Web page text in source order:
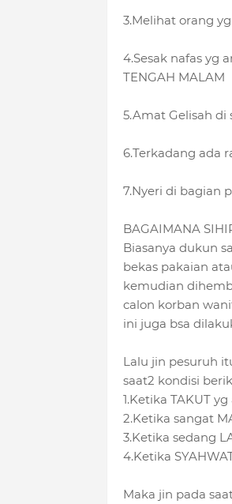
3.Melihat orang
4.Sesak nafas yg
TENGAH MALAM
5.Amat Gelisah di
6.Terkadang ada
7.Nyeri di bagian
BAGAIMANA
Biasanya dukun
bekas pakaian
kemudian
calon korban
ini juga bsa
Lalu jin pesuruh
saat2 kondisi
1.Ketika TAKUT
2.Ketika sangat
3.Ketika sedang
4.Ketika
Maka jin pada